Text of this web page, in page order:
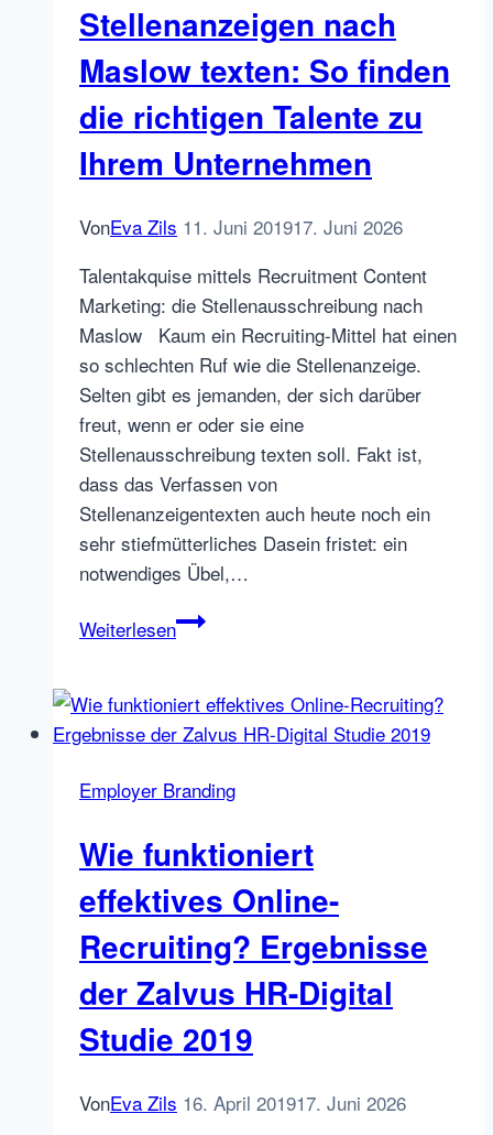
Außenwirkung
von
Agilität
in
der
Personalbranche.
kommt
die
erste
agile
Personalberatung
Deutschlands
an?
Stellenanzeigen nach
Maslow texten: So finden
die richtigen Talente zu
Ihrem Unternehmen
VonEva Zils 11. Juni 201917. Juni 2026
Talentakquise mittels Recruitment Content
Marketing: die Stellenausschreibung nach
Maslow Kaum ein Recruiting-Mittel hat einen
so schlechten Ruf wie die Stellenanzeige.
Selten gibt es jemanden, der sich darüber
freut, wenn er oder sie eine
Stellenausschreibung texten soll. Fakt ist,
dass das Verfassen von
Stellenanzeigentexten auch heute noch ein
sehr stiefmütterliches Dasein fristet: ein
notwendiges Übel,…
WeiterlesenStellenanzeigen
texten:
So
die
Talente
Ihrem
Unternehmen
Employer Branding
Wie funktioniert
effektives Online-
Recruiting? Ergebnisse
der Zalvus HR-Digital
Studie 2019
VonEva Zils 16. April 201917. Juni 2026